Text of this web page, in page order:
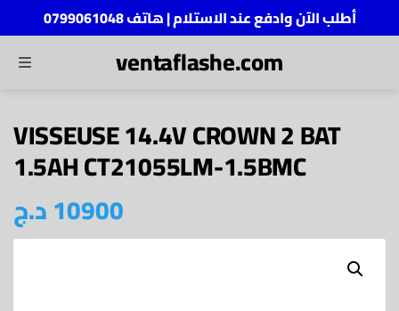
أطلب الآن وادفع عند الاستلام | هاتف 0799061048
MENU ventaflashe.com
VISSEUSE 14.4V CROWN 2 BAT
1.5AH CT21055LM-1.5BMC
10900د.ج